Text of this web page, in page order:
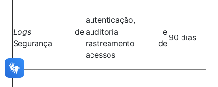
Logsde
Segurança
autenticação,
auditoria e
rastreamento de
acessos
90 dias